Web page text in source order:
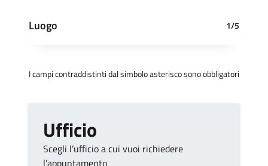
Luogo 1/5
I campi contraddistinti dal simbolo asterisco sono obbligatori
Ufficio
Scegli l’ufficio a cui vuoi richiedere
l’appuntamento